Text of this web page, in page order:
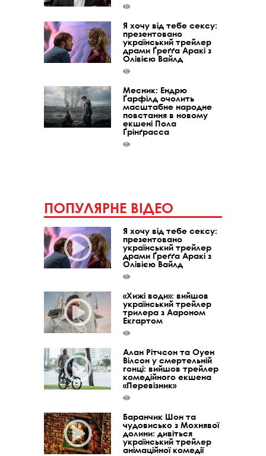
Я хочу від тебе сексу:
презентовано
український трейлер
драми Ґреґґа Аракі з
Олівією Вайлд
Месник: Ендрю
Ґарфілд очолить
масштабне народне
повстання в новому
екшені Пола
Ґрінґрасса
ПОПУЛЯРНЕ ВІДЕО
Я хочу від тебе сексу:
презентовано
український трейлер
драми Ґреґґа Аракі з
Олівією Вайлд
«Хижі води»: вийшов
український трейлер
трилера з Аароном
Екгартом
Алан Рітчсон та Оуен
Вілсон у смертельній
гонці: вийшов трейлер
комедійного екшена
«Перевізник»
Баранчик Шон та
чудовисько з Мохнявої
долини: дивіться
український трейлер
анімаційної комедії